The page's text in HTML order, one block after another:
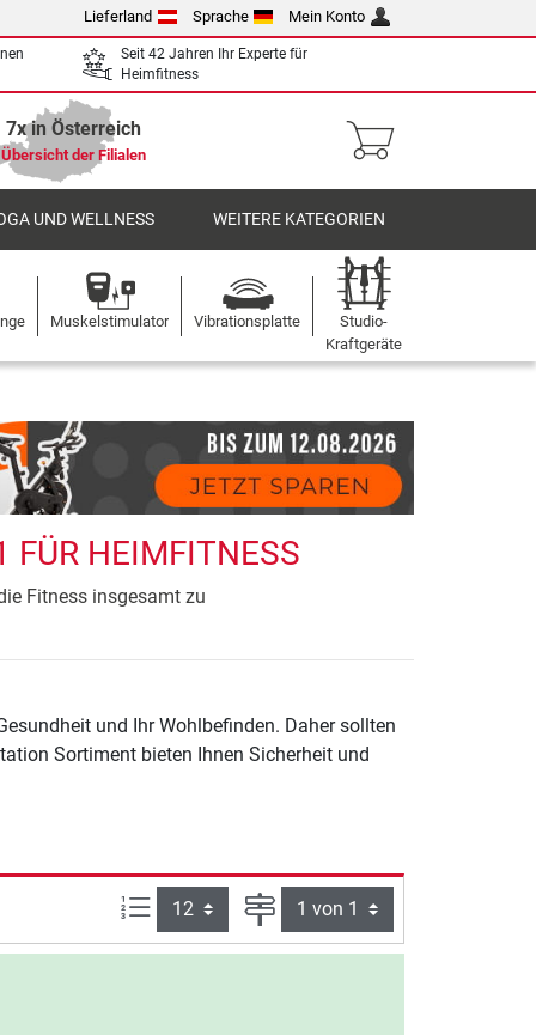
Lieferland Sprache Mein Konto
Seit 42 Jahren Ihr Experte für
Heimfitness
7x in Österreich
Übersicht der Filialen
UND WELLNESS WEITERE KATEGORIEN
Muskelstimulator Vibrationsplatte
Studio-
Kraftgeräte
FÜR HEIMFITNESS
Fitness insgesamt zu
und Ihr Wohlbefinden. Daher sollten
Sortiment bieten Ihnen Sicherheit und
Artikel pro Seite: Seite